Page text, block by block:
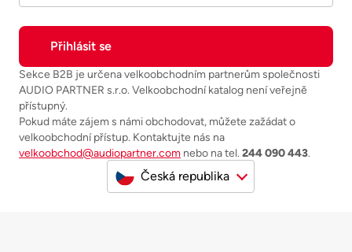
Sekce B2B je určena velkoobchodním partnerům společnosti
AUDIO PARTNER s.r.o. Velkoobchodní katalog není veřejně
přístupný.
Pokud máte zájem s námi obchodovat, můžete zažádat o
velkoobchodní přístup. Kontaktujte nás na
velkoobchod@audiopartner.com nebo na tel. 244 090 443.
Česká republika